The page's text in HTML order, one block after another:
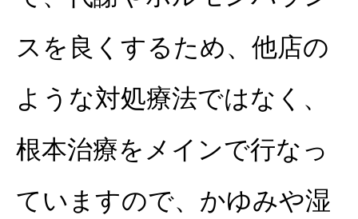
スを良くするため、他店の
ような対処療法ではなく、
根本治療をメインで行なっ
ていますので、 かゆみや湿